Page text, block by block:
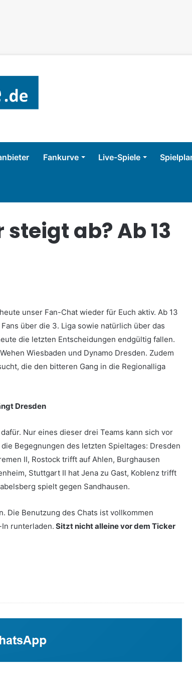
Fankurve Live-Spiele
ab? Ab 13
unser Fan-Chat wieder für Euch aktiv. Ab 13
über die 3. Liga sowie natürlich über das
die letzten Entscheidungen endgültig fallen.
Wiesbaden und Dynamo Dresden. Zudem
die den bitteren Gang in die Regionalliga
Dresden
Nur eines dieser drei Teams kann sich vor
Begegnungen des letzten Spieltages: Dresden
II, Rostock trifft auf Ahlen, Burghausen
Stuttgart II hat Jena zu Gast, Koblenz trifft
spielt gegen Sandhausen.
Die Benutzung des Chats ist vollkommen
runterladen. Sitzt nicht alleine vor dem Ticker